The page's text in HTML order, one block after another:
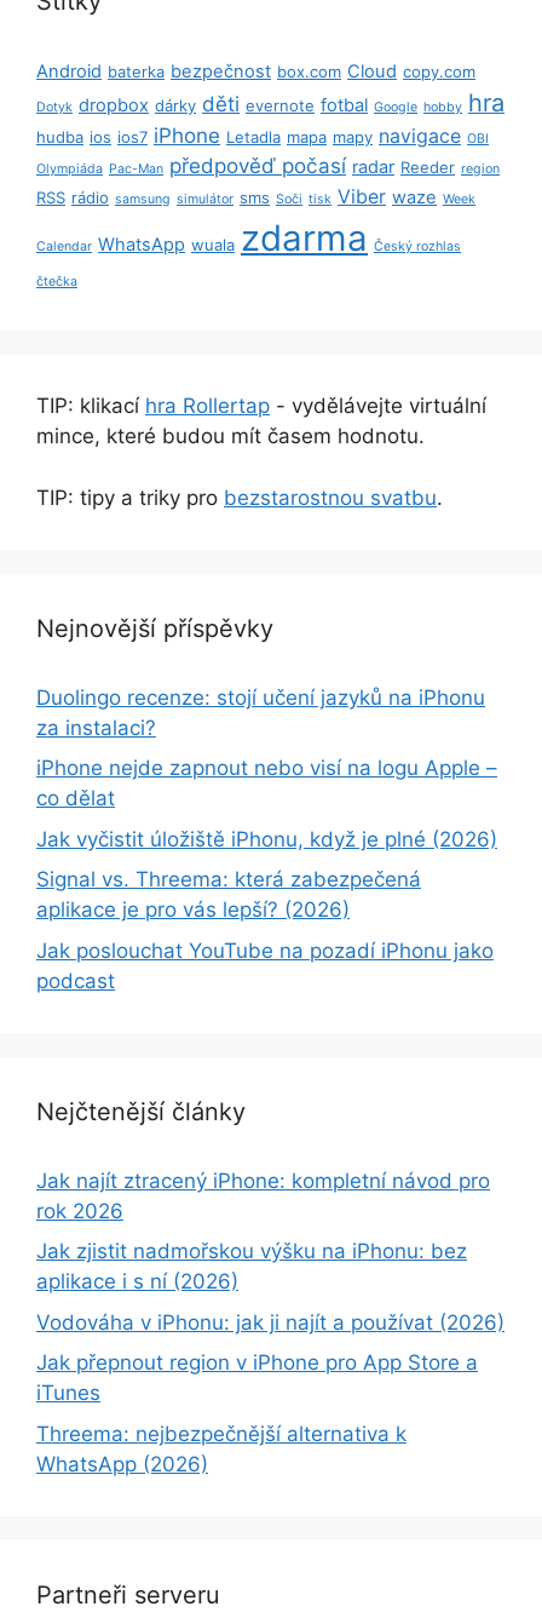
Android baterka bezpečnost box.com Cloud copy.com
Dotyk dropbox dárky děti evernote fotbal Google hobby hra
hudba ios ios7 iPhone Letadla mapa mapy navigace OBI
Olympiáda Pac-Man předpověď počasí radar Reeder region
RSS rádio samsung simulátor sms Soči tisk Viber waze Week
Calendar WhatsApp wuala zdarma Český rozhlas
čtečka
TIP: klikací hra Rollertap - vydělávejte virtuální
mince, které budou mít časem hodnotu.
TIP: tipy a triky pro bezstarostnou svatbu.
Nejnovější příspěvky
Duolingo recenze: stojí učení jazyků na iPhonu
za instalaci?
iPhone nejde zapnout nebo visí na logu Apple –
co dělat
Jak vyčistit úložiště iPhonu, když je plné (2026)
Signal vs. Threema: která zabezpečená
aplikace je pro vás lepší? (2026)
Jak poslouchat YouTube na pozadí iPhonu jako
podcast
Nejčtenější články
Jak najít ztracený iPhone: kompletní návod pro
rok 2026
Jak zjistit nadmořskou výšku na iPhonu: bez
aplikace i s ní (2026)
Vodováha v iPhonu: jak ji najít a používat (2026)
Jak přepnout region v iPhone pro App Store a
iTunes
Threema: nejbezpečnější alternativa k
WhatsApp (2026)
Partneři serveru